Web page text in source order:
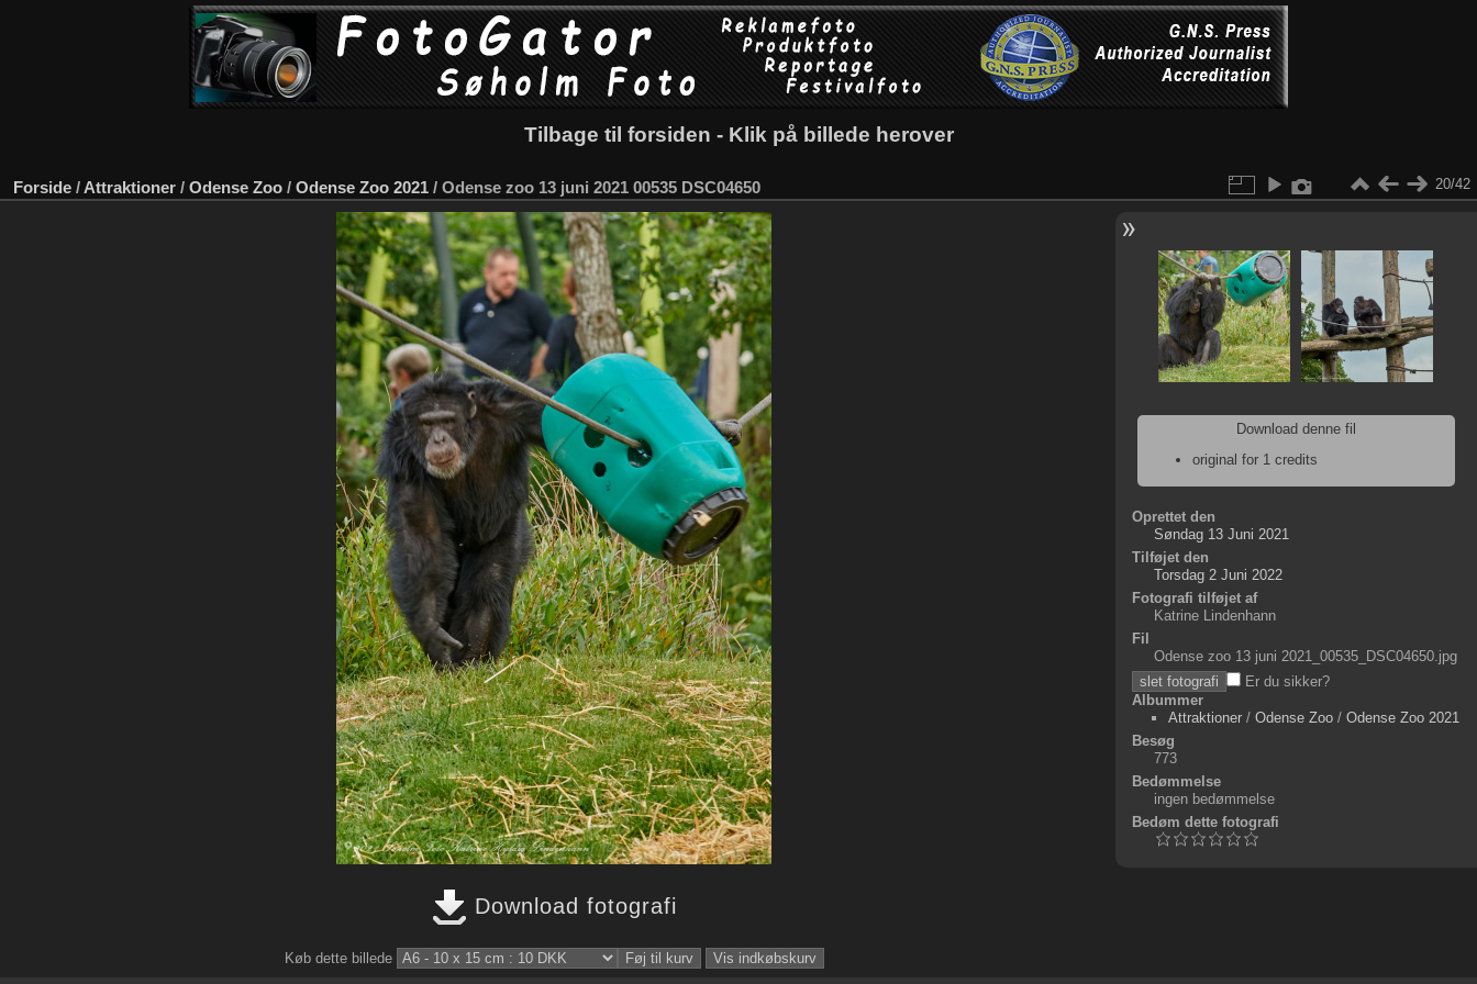
Tilbage til forsiden - Klik på billede herover
Forside / Attraktioner / Odense Zoo / Odense Zoo 2021 / Odense zoo 13 juni 2021 00535 DSC04650 20/42
Download fotografi
Køb dette billede
Download denne fil
original for 1 credits
Oprettet den
Søndag 13 Juni 2021
Tilføjet den
Torsdag 2 Juni 2022
Fotografi tilføjet af
Katrine Lindenhann
Fil
Odense zoo 13 juni 2021_00535_DSC04650.jpg
Er du sikker?
Albummer
Attraktioner/ Odense Zoo/ Odense Zoo 2021
Besøg
773
Bedømmelse
ingen bedømmelse
Bedøm dette fotografi